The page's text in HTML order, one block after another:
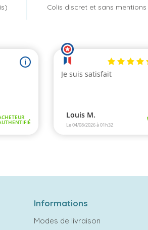
Colis discret et sans mentions
Informations
Modes de livraison